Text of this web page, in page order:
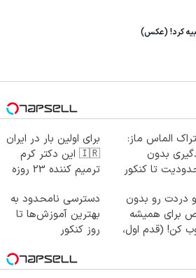
کرد! (عکس)
الماس ماز:
بدون
تا کنکور
برای اولین بار در ایران
🇮🇷 این دکتر کرم
ترمیم کننده 23 روزه
دردت رو بدون
برای همیشه
کن! (قدم اول،
دسترسی نامحدود به
بهترین آموزش‌ها تا
روز کنکور